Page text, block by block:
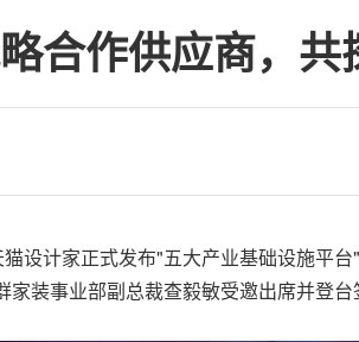
投资
能源
马来
合作供应商，
猫设计家正式发布"五大产业基础设施平
装事业部副总裁查毅敏受邀出席并登